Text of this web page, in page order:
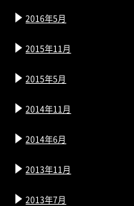
2016年5月
2015年11月
2015年5月
2014年11月
2014年6月
2013年11月
2013年7月